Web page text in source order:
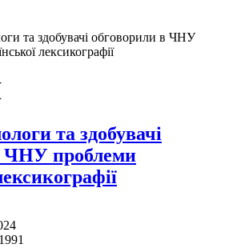
та здобувачі обговорили в ЧНУ
лексикографії
та здобувачі
ЧНУ проблеми